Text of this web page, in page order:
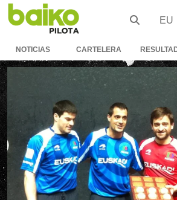
EU
NOTICIAS CARTELERA